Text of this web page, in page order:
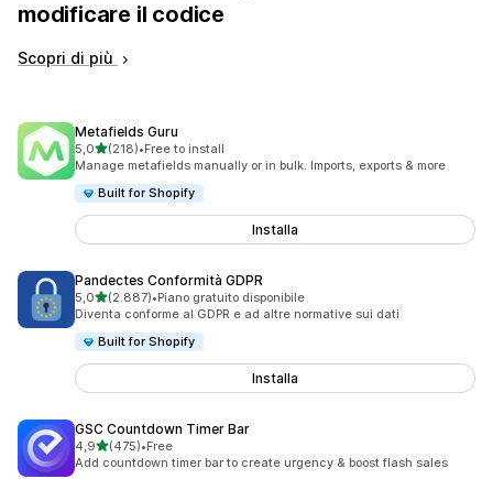
modificare il codice
Scopri di più
Metafields Guru
5,0stelle su 5
(218)
218 recensioni totali
•Free to install
Manage metafields manually or in bulk. Imports, exports & more
Built for Shopify
Installa
Pandectes Conformità GDPR
5,0stelle su 5
(2.887)
2887 recensioni totali
•Piano gratuito disponibile
Diventa conforme al GDPR e ad altre normative sui dati
Built for Shopify
Installa
GSC Countdown Timer Bar
4,9stelle su 5
(475)
475 recensioni totali
•Free
Add countdown timer bar to create urgency & boost flash sales